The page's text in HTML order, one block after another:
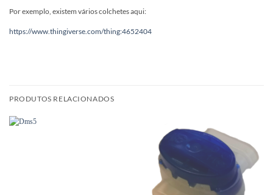
Por exemplo, existem vários colchetes aqui:
https://www.thingiverse.com/thing:4652404
PRODUTOS RELACIONADOS